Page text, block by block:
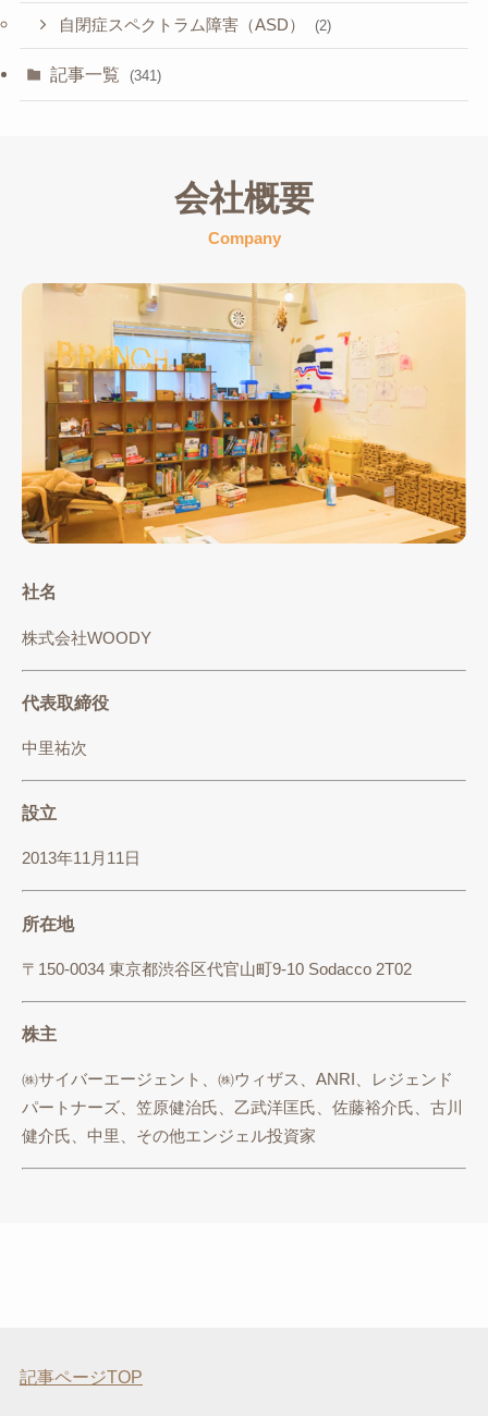
自閉症スペクトラム障害（ASD） (2)
記事一覧 (341)
会社概要
Company
社名
株式会社WOODY
代表取締役
中里祐次
設立
2013年11月11日
所在地
〒150-0034 東京都渋谷区代官山町9-10 Sodacco 2T02
株主
㈱サイバーエージェント、㈱ウィザス、ANRI、レジェンド
パートナーズ、笠原健治氏、乙武洋匡氏、佐藤裕介氏、古川
健介氏、中里、その他エンジェル投資家
記事ページTOP